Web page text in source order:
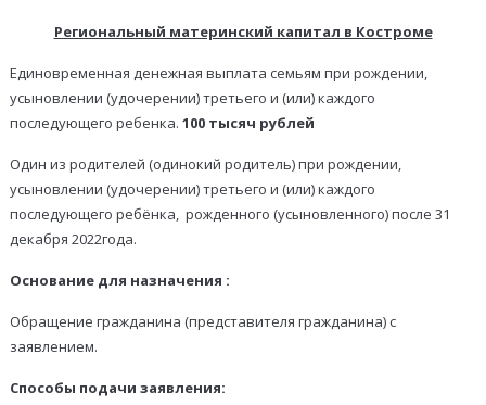
Региональный материнский капитал в Костроме
Единовременная денежная выплата семьям при рождении,
усыновлении (удочерении) третьего и (или) каждого
последующего ребенка. 100 тысяч рублей
Один из родителей (одинокий родитель) при рождении,
усыновлении (удочерении) третьего и (или) каждого
последующего ребёнка, рожденного (усыновленного) после 31
декабря 2022года.
Основание для назначения :
Обращение гражданина (представителя гражданина) с
заявлением.
Способы подачи заявления: